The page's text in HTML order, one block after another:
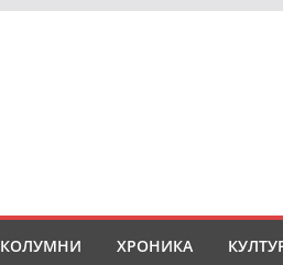
КОЛУМНИ ХРОНИКА